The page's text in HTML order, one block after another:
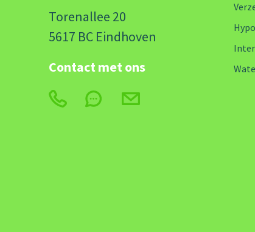
Torenallee 20
5617 BC Eindhoven
Contact met ons